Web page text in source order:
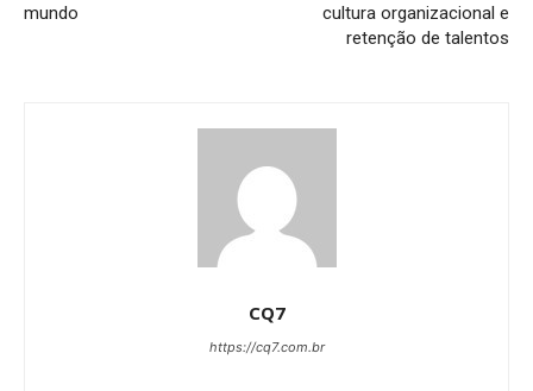
mundo
cultura organizacional e
retenção de talentos
CQ7
https://cq7.com.br